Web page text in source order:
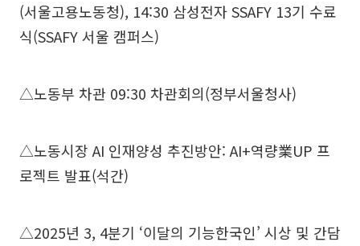
(서울고용노동청), 14:30 삼성전자 SSAFY 13기 수료
식(SSAFY 서울 캠퍼스)
△노동부 차관 09:30 차관회의(정부서울청사)
△노동시장 AI 인재양성 추진방안: AI+역량業UP 프
로젝트 발표(석간)
△2025년 3, 4분기 ‘이달의 기능한국인’ 시상 및 간담